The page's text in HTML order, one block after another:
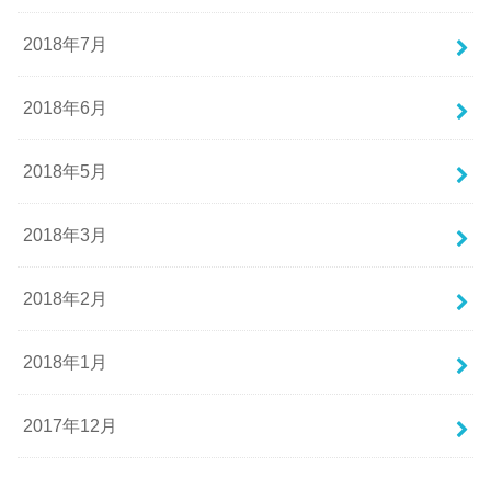
2018年7月
2018年6月
2018年5月
2018年3月
2018年2月
2018年1月
2017年12月